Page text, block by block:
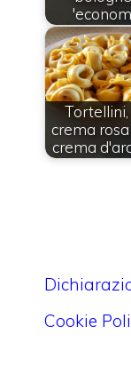
Tortellini,
crema
crema
Cookie